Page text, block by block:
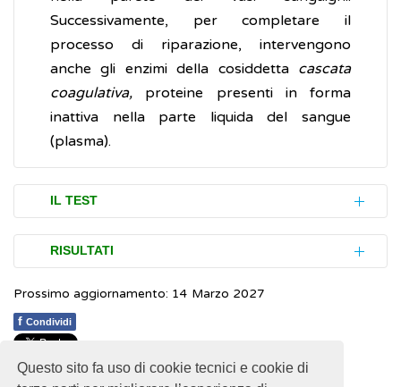
Questo sito fa uso di cookie tecnici e cookie di
Successivamente, per completare il
processo di riparazione, intervengono
anche gli enzimi della cosiddetta cascata
coagulativa, proteine presenti in forma
inattiva nella parte liquida del sangue
(plasma).
IL TEST
La conta delle piastrine è eseguita mediate
un esame, l’emocromo(abbreviazione
comunemente usata per "esame
emocromocitometrico"). Si tratta di un’analisi
di laboratorio che consiste in un normale
prelievo di sangue da una vena del braccio. Il
RISULTATI
I difetti delle piastrine possono riguardare il
loro numero (difetti quantitativi) o la loro
funzionalità (difetti qualitativi).
Prossimo aggiornamento: 14 Marzo 2027
f Condividi
1 1 1 1 1 Rating 2.07 (14 Votes)